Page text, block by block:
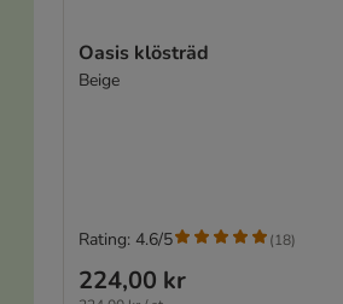
Oasis klösträd
Beige
224,00 kr
Rating: 4.6/5 (18)